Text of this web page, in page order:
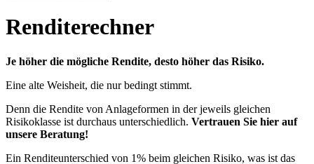
Renditerechner
Je höher die mögliche Rendite, desto höher das Risiko.
Eine alte Weisheit, die nur bedingt stimmt.
Denn die Rendite von Anlageformen in der jeweils gleichen
Risikoklasse ist durchaus unterschiedlich. Vertrauen Sie hier auf
unsere Beratung!
Ein Renditeunterschied von 1% beim gleichen Risiko, was ist das